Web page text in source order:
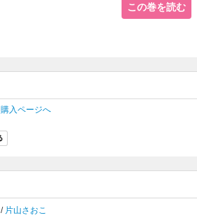
この巻を読む
購入ページへ
/ 片山さおこ